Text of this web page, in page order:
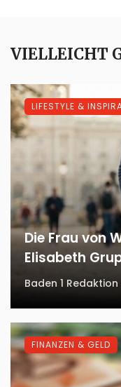
VIELLEICHT
Die Frau von
Elisabeth
Baden 1
LIFESTYLE &
FINANZEN & GELD